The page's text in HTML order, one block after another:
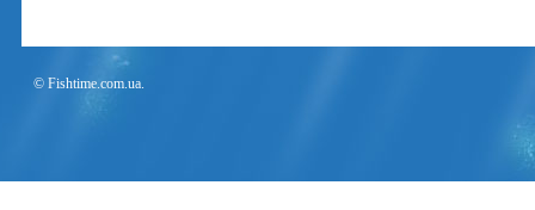
© Fishtime.com.ua.